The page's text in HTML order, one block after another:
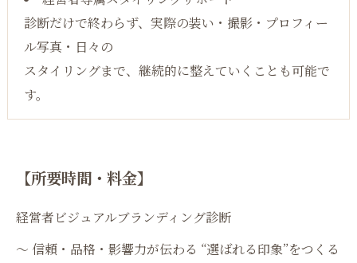
診断だけで終わらず、実際の装い・撮影・プロフィー
ル写真・日々の
スタイリングまで、継続的に整えていくことも可能で
す。
【所要時間・料金】
経営者ビジュアルブランディング診断
〜 信頼・品格・影響力が伝わる “選ばれる印象”をつくる